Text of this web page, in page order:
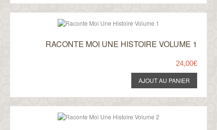
RACONTE MOI UNE HISTOIRE VOLUME 1
24,00€